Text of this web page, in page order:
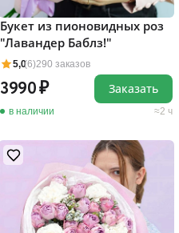
5,0(6)290 заказов
Букет из пионовидных роз
"Лавандер Баблз!"
3990
в наличии 2 ч
Заказать